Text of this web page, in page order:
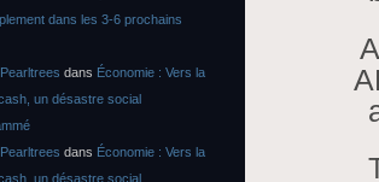
dans les 3-6 prochains
dans Économie : Vers la
un désastre social
dans Économie : Vers la
un désastre social